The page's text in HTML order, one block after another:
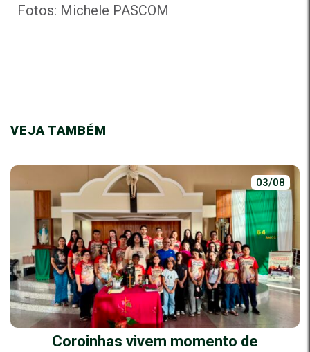
Fotos: Michele PASCOM
VEJA TAMBÉM
03/08
Coroinhas vivem momento de